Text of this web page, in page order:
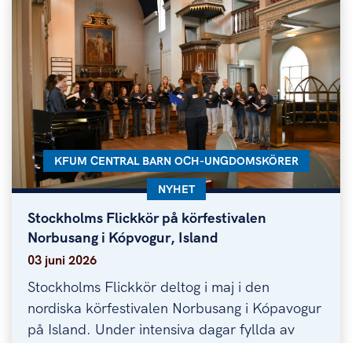
Stockholms Flickkör på körfestivalen
Norbusang i Kópvogur, Island
Stockholms Flickkör på körfestivalen Norbusang
KATEGORI:
KFUM CENTRAL BARN OCH-UNGDOMSKÖRER
KATEGORI:
NYHET
03 juni 2026
Stockholms Flickkör deltog i maj i den
nordiska körfestivalen Norbusang i Kópavogur
på Island. Under intensiva dagar fyllda av